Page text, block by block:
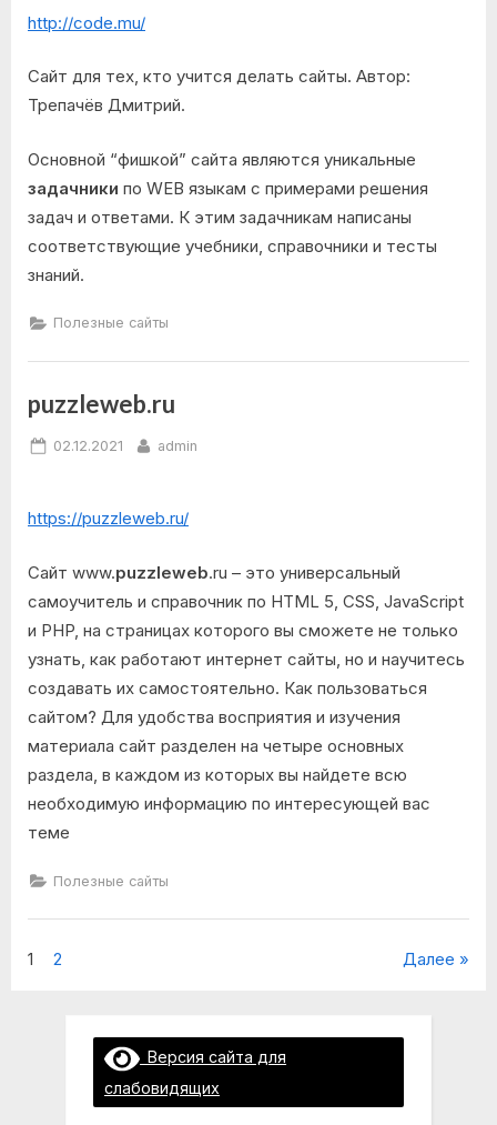
http://code.mu/
Сайт для тех, кто учится делать сайты. Автор:
Трепачёв Дмитрий.
Основной “фишкой” сайта являются уникальные
задачники по WEB языкам с примерами решения
задач и ответами. К этим задачникам написаны
соответствующие учебники, справочники и тесты
знаний.
Полезные сайты
puzzleweb.ru
Posted
02.12.2021 By
admin
https://puzzleweb.ru/
Сайт www.puzzleweb.ru – это универсальный
самоучитель и справочник по HTML 5, CSS, JavaScript
и PHP, на страницах которого вы сможете не только
узнать, как работают интернет сайты, но и научитесь
создавать их самостоятельно. Как пользоваться
сайтом? Для удобства восприятия и изучения
материала сайт разделен на четыре основных
раздела, в каждом из которых вы найдете всю
необходимую информацию по интересующей вас
теме
Полезные сайты
Пагинация
1 2 Далее
Версия сайта для
слабовидящих